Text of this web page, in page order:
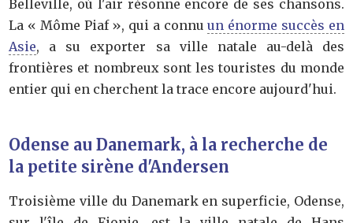
Belleville, où l'air résonne encore de ses chansons.
La « Môme Piaf », qui a connuun énorme succès en
Asie, a su exporter sa ville natale au-delà des
frontières et nombreux sont les touristes du monde
entier qui en cherchent la trace encore aujourd'hui.
Odense au Danemark, à la recherche de
la petite sirène d'Andersen
Troisième ville du Danemark en superficie, Odense,